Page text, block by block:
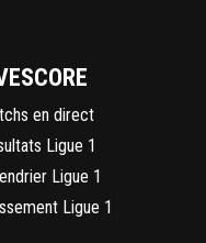
Psg, un départ à 16
1.Justement, pour un
16 millions, on ne peut
absurde.
en direct
Ligue 1
Ligue 1
Ligue 1